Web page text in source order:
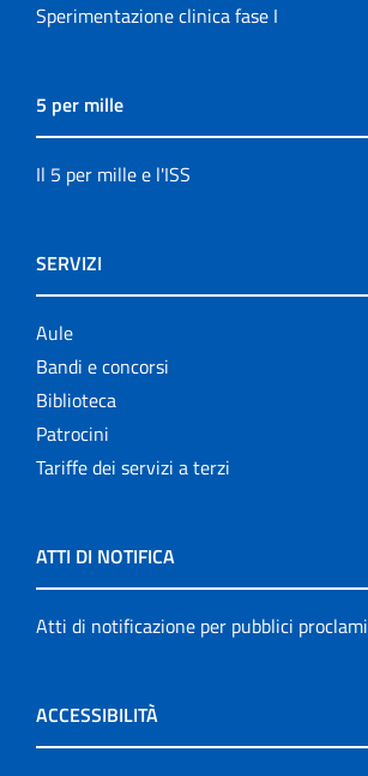
Sperimentazione clinica fase I
5 per mille
Il 5 per mille e l'ISS
SERVIZI
Aule
Bandi e concorsi
Biblioteca
Patrocini
Tariffe dei servizi a terzi
ATTI DI NOTIFICA
Atti di notificazione per pubblici proclami
ACCESSIBILITÀ